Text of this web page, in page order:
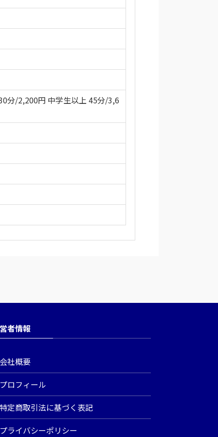
分/2,200円 中学生以上 45分/3,6
者情報
会社概要
プロフィール
特定商取引法に基づく表記
プライバシーポリシー